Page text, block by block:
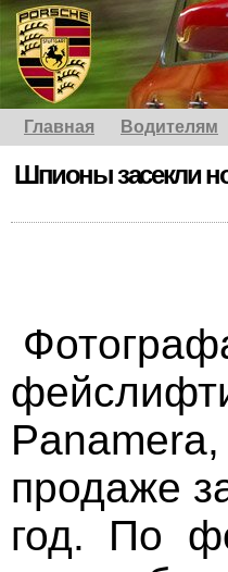
Главная Водителям
Шпионы засекли
продаже
год. По